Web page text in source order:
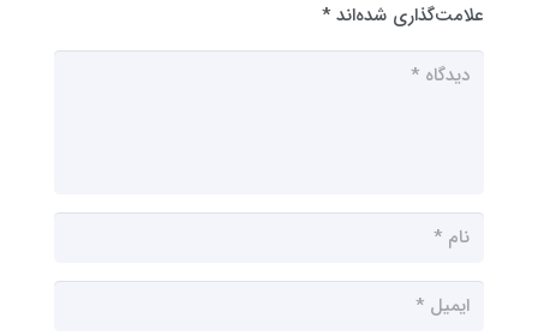
علامت‌گذاری شده‌اند *